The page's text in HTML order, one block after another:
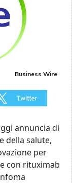
Business Wire
annuncia di
della salute,
per
con rituximab